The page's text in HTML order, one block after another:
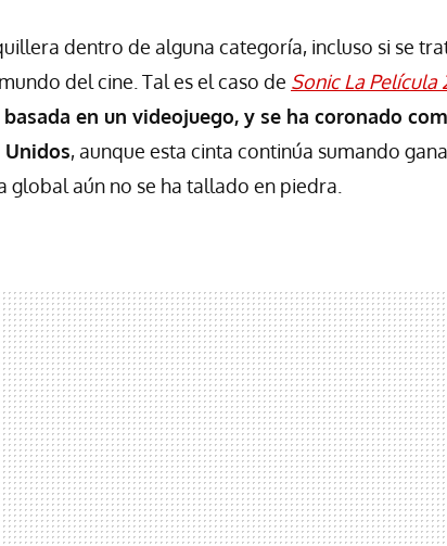
dentro de alguna categoría, incluso si se
del cine. Tal es el caso de Sonic La Película
en un videojuego, y se ha coronado
, aunque esta cinta continúa sumando
global aún no se ha tallado en piedra.